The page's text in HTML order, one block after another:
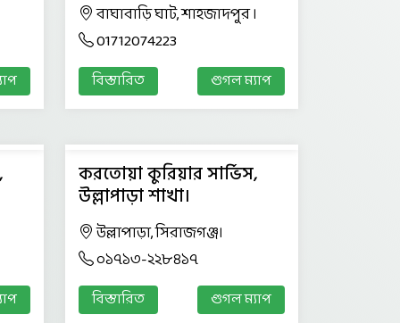
বাঘাবাড়ি ঘাট, শাহজাদপুর ।
01712074223
বিস্তারিত গুগল ম্যাপ
করতোয়া কুরিয়ার সার্ভিস,
উল্লাপাড়া শাখা।
উল্লাপাড়া, সিরাজগঞ্জ।
০১৭১৩-২২৮৪১৭
বিস্তারিত গুগল ম্যাপ